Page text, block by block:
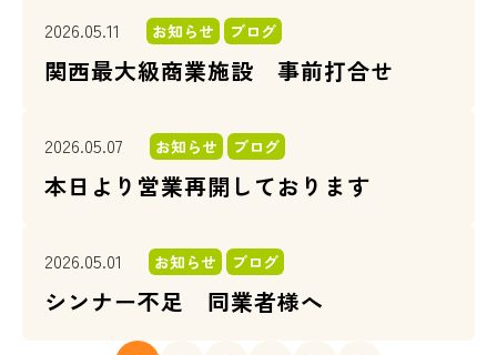
2026.05.11 お知らせ ブログ
関西最大級商業施設 事前打合せ
2026.05.07 お知らせ ブログ
本日より営業再開しております
2026.05.01 お知らせ ブログ
シンナー不足 同業者様へ